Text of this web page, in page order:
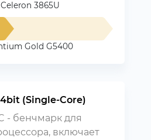
3865U
Gold G5400
(Single-Core)
- бенчмарк для
включает